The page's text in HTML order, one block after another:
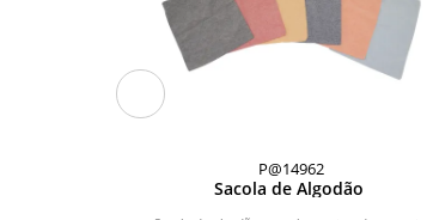
P@14962
Sacola de Algodão